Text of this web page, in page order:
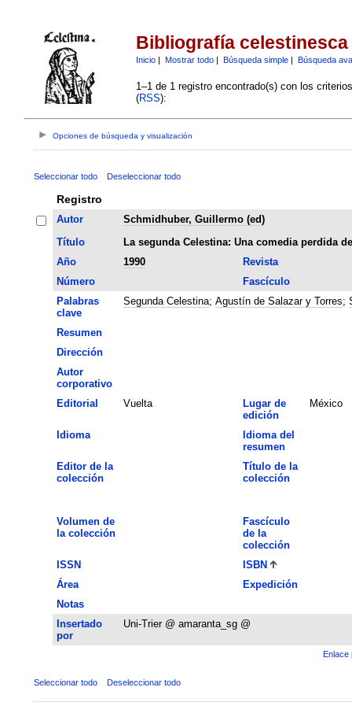
Bibliografía celestinesca
Inicio| Mostrar todo| Búsqueda simple| Búsqueda
1–1 de 1 registro encontrado(s) con los
(RSS):
Opciones de búsqueda y visualización
Seleccionar todo Deseleccionar todo
Registro
Autor
Schmidhuber, Guillermo (ed)
Título
La segunda Celestina: Una comedia perdida
Año
1990
Revista
Número
Fascículo
Palabras
clave
Segunda Celestina; Agustín de Salazar y Torres;
Resumen
Dirección
Autor
corporativo
Editorial
Vuelta
Lugar de
edición
México
Idioma
Idioma del
resumen
Editor de la
colección
Título de la
colección
Volumen de
la colección
Fascículo
de la
colección
ISSN
ISBN
Área
Expedición
Notas
Insertado
por
Uni-Trier @ amaranta_sg @
Enlace
Seleccionar todo Deseleccionar todo